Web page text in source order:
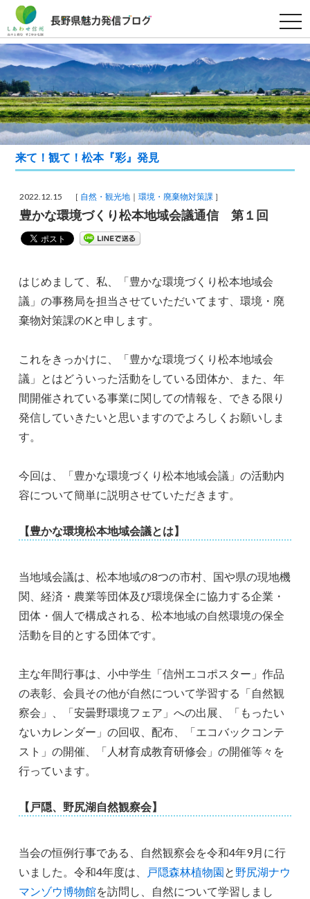
t
o
g
l
n
a
v
i
g
a
t
n
来て！観て！松本『彩』発見
2022.12.15 ［ 自然・観光地 環境・廃棄物対策課 ］
豊かな環境づくり松本地域会議通信 第１回
はじめまして、私、「豊かな環境づくり松本地域会
議」の事務局を担当させていただいてます、環境・廃
棄物対策課のKと申します。
これをきっかけに、「豊かな環境づくり松本地域会
議」とはどういった活動をしている団体か、また、年
間開催されている事業に関しての情報を、できる限り
発信していきたいと思いますのでよろしくお願いしま
す。
今回は、「豊かな環境づくり松本地域会議」の活動内
容について簡単に説明させていただきます。
【豊かな環境松本地域会議とは】
当地域会議は、松本地域の8つの市村、国や県の現地機
関、経済・農業等団体及び環境保全に協力する企業・
団体・個人で構成される、松本地域の自然環境の保全
活動を目的とする団体です。
主な年間行事は、小中学生「信州エコポスター」作品
の表彰、会員その他が自然について学習する「自然観
察会」、「安曇野環境フェア」への出展、「もったい
ないカレンダー」の回収、配布、「エコバックコンテ
スト」の開催、「人材育成教育研修会」の開催等々を
行っています。
【戸隠、野尻湖自然観察会】
当会の恒例行事である、自然観察会を令和4年9月に行
いました。令和4年度は、
戸隠森林植物園と 野尻湖ナウ
マンゾウ博物館を訪問し、自然について学習しまし